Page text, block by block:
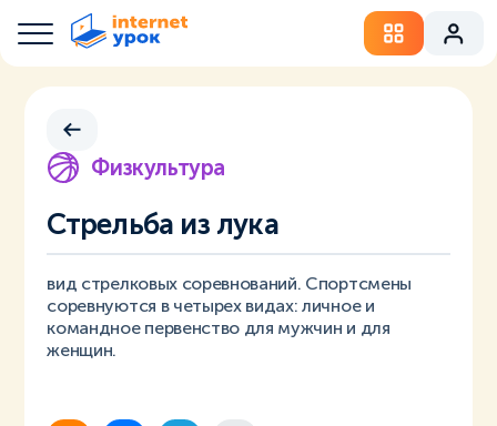
Физкультура
Стрельба из лука
вид стрелковых соревнований. Спортсмены
соревнуются в четырех видах: личное и
командное первенство для мужчин и для
женщин.